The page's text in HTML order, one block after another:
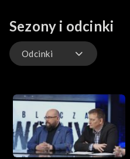
socjologicznym, filozoficznym.
ekspertów, składać się będzie
Sezony i odcinki
Odcinki